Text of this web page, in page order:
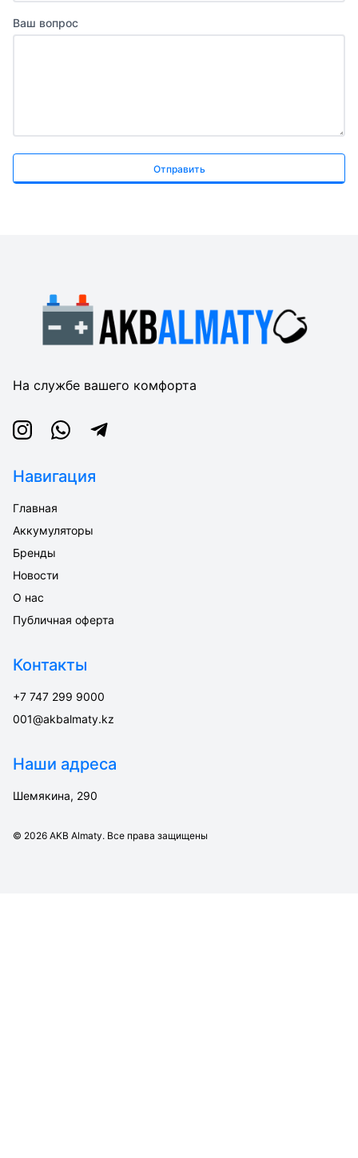
Ваш вопрос
Отправить
На службе вашего комфорта
InstagramWhatsappTelegram
Навигация
Главная
Аккумуляторы
Бренды
Новости
О нас
Публичная оферта
Контакты
+7 747 299 9000
001@akbalmaty.kz
Наши адреса
Шемякина, 290
© 2026 AKB Almaty. Все права защищены